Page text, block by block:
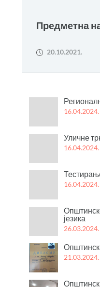
Предметна
20.10.2021.
16.04.2024.
Уличне
16.04.2024.
16.04.2024.
језика
26.03.2024.
21.03.2024.